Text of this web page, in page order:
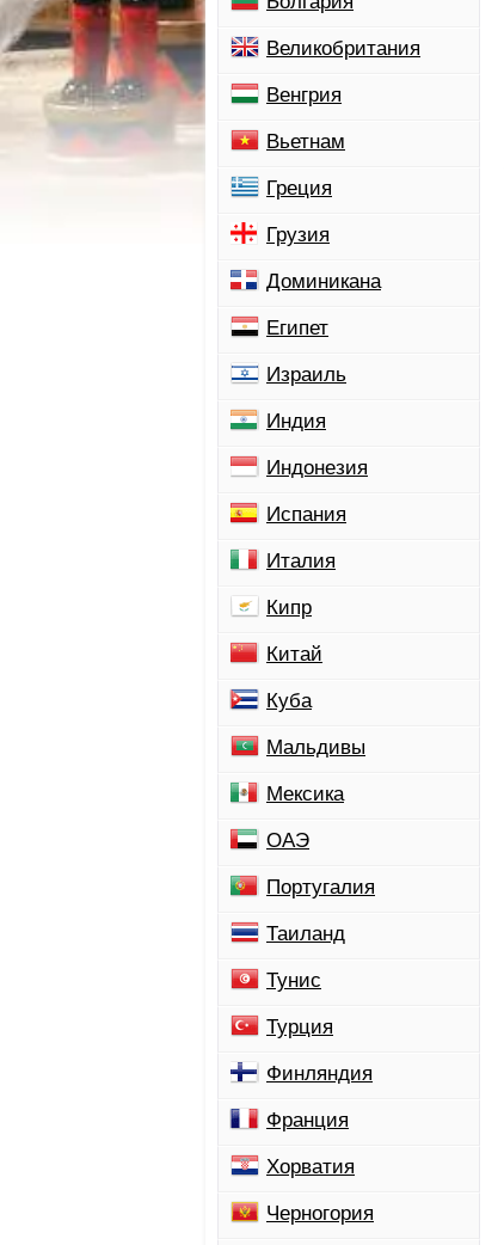
Великобритания
Венгрия
Вьетнам
Греция
Грузия
Доминикана
Египет
Израиль
Индия
Индонезия
Испания
Италия
Кипр
Китай
Куба
Мальдивы
Мексика
ОАЭ
Португалия
Таиланд
Тунис
Турция
Финляндия
Франция
Хорватия
Черногория